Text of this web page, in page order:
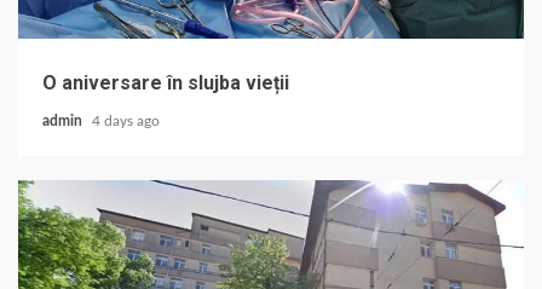
O aniversare în slujba vieții
admin 4 days ago